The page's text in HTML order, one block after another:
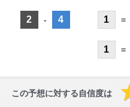
2 - 4 1 =
1 =
この予想に対する自信度は